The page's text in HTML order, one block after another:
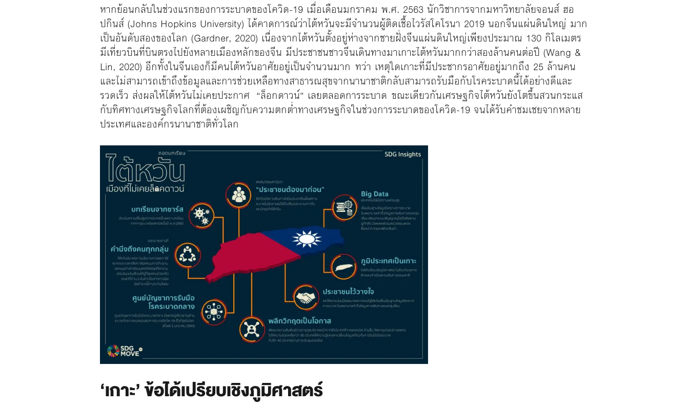
หากย้อนกลับในช่วงแรกของการระบาดของโควิด-19 เมื่อเดือนมกราคม พ.ศ. 2563 นักวิชาการจากมหาวิทยาลัยจอนส์ ฮอ
ปกินส์ (Johns Hopkins University) ได้คาดการณ์ว่าไต้หวันจะมีจำนวนผู้ติดเชื้อไวรัสโคโรนา 2019 นอกจีนแผ่นดินใหญ่ มาก
เป็นอันดับสองของโลก (Gardner, 2020) เนื่องจากไต้หวันตั้งอยู่ห่างจากชายฝั่งจีนแผ่นดินใหญ่เพียงประมาณ 130 กิโลเมตร
มีเที่ยวบินที่บินตรงไปยังหลายเมืองหลักของจีน มีประชาชนชาวจีนเดินทางมาเกาะไต้หวันมากกว่าสองล้านคนต่อปี (Wang &
Lin, 2020) อีกทั้งในจีนเองก็มีคนไต้หวันอาศัยอยู่เป็นจำนวนมาก ทว่า เหตุใดเกาะที่มีประชากรอาศัยอยู่มากถึง 25 ล้านคน
และไม่สามารถเข้าถึงข้อมูลและการช่วยเหลือทางสาธารณสุขจากนานาชาติกลับสามารถรับมือกับโรคระบาดนี้ได้อย่างดีและ
รวดเร็ว ส่งผลให้ไต้หวันไม่เคยประกาศ “ล็อกดาวน์” เลยตลอดการระบาด ขณะเดียวกันเศรษฐกิจไต้หวันยังโตขึ้นสวนกระแส
กับทิศทางเศรษฐกิจโลกที่ต้องเผชิญกับความตกต่ำทางเศรษฐกิจในช่วงการระบาดของโควิด-19 จนได้รับคำชมเชยจากหลาย
ประเทศและองค์กรนานาชาติทั่วโลก
‘เกาะ’ ข้อได้เปรียบเชิงภูมิศาสตร์